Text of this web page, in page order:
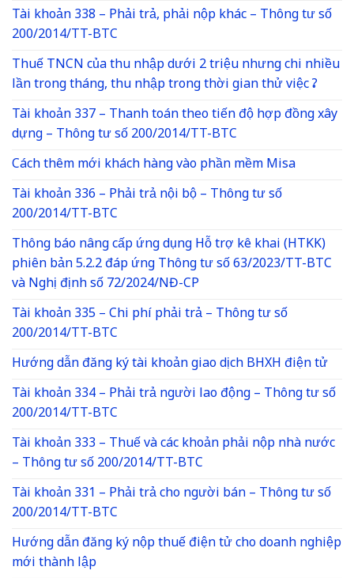
Tài khoản 338 – Phải trả, phải nộp khác – Thông tư số
200/2014/TT-BTC
Thuế TNCN của thu nhập dưới 2 triệu nhưng chi nhiều
lần trong tháng, thu nhập trong thời gian thử việc ?
Tài khoản 337 – Thanh toán theo tiến độ hợp đồng xây
dựng – Thông tư số 200/2014/TT-BTC
Cách thêm mới khách hàng vào phần mềm Misa
Tài khoản 336 – Phải trả nội bộ – Thông tư số
200/2014/TT-BTC
Thông báo nâng cấp ứng dụng Hỗ trợ kê khai (HTKK)
phiên bản 5.2.2 đáp ứng Thông tư số 63/2023/TT-BTC
và Nghị định số 72/2024/NĐ-CP
Tài khoản 335 – Chi phí phải trả – Thông tư số
200/2014/TT-BTC
Hướng dẫn đăng ký tài khoản giao dịch BHXH điện tử
Tài khoản 334 – Phải trả người lao động – Thông tư số
200/2014/TT-BTC
Tài khoản 333 – Thuế và các khoản phải nộp nhà nước
– Thông tư số 200/2014/TT-BTC
Tài khoản 331 – Phải trả cho người bán – Thông tư số
200/2014/TT-BTC
Hướng dẫn đăng ký nộp thuế điện tử cho doanh nghiệp
mới thành lập